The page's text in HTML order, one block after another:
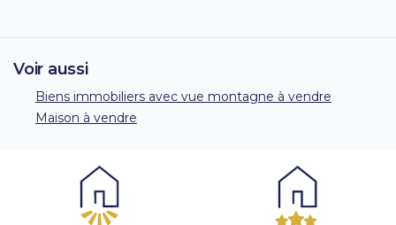
Voir aussi
Biens immobiliers avec vue montagne à vendre
Maison à vendre